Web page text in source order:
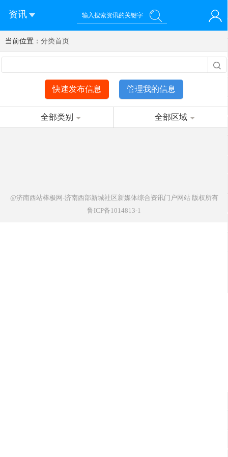
资讯
您好！欢迎来到济南西站棒极网-济南西部新城社区新媒体综
合资讯门户网站
登录 注册 微信快速登录
当前位置： 分类首页
快速发布信息 管理我的信息
全部类别 全部区域
@济南西站棒极网-济南西部新城社区新媒体综合资讯门户网站版权所有
鲁ICP备1014813-1